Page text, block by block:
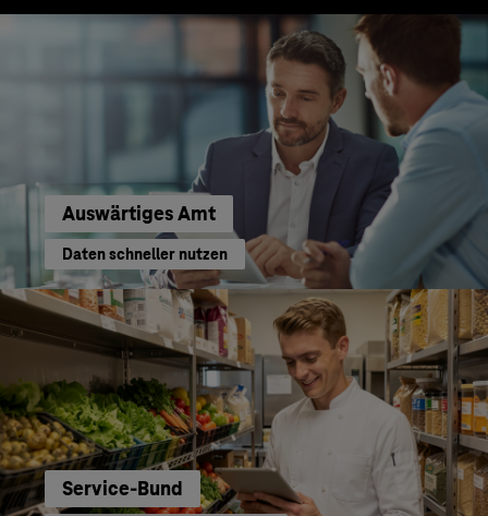
Auswärtiges Amt
Daten schneller nutzen
Service-Bund